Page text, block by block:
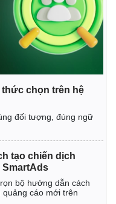
chọn trên hệ
đối tượng, đúng ngữ
tạo chiến dịch
SmartAds
bộ hướng dẫn cách
quảng cáo mới trên